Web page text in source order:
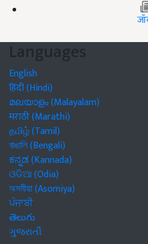
Languages
English
हिंदी (Hindi)
മലയാളം (Malayalam)
मराठी (Marathi)
தமிழ் (Tamil)
বাঙালি (Bengali)
ಕನ್ನಡ (Kannada)
ଓଡିଆ (Odia)
অসমীয়া (Asomiya)
ਪੰਜਾਬੀ
తెలుగు
ગુજરાતી